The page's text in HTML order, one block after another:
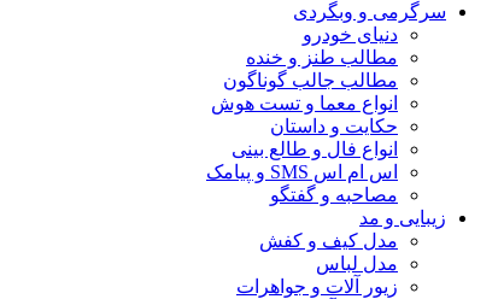
سرگرمی و وبگردی
دنیای خودرو
مطالب طنز و خنده
مطالب جالب گوناگون
انواع معما و تست هوش
حکایت و داستان
انواع فال و طالع بینی
اس ام اس SMS و پیامک
مصاحبه و گفتگو
زیبایی و مد
مدل کیف و کفش
مدل لباس
زیور آلات و جواهرات